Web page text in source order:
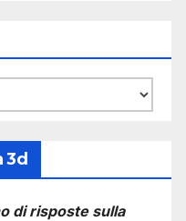
3d
di risposte sulla